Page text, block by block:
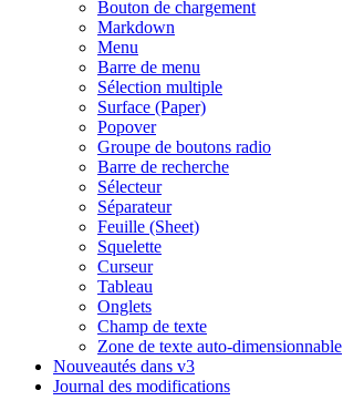
Bouton de chargement
Markdown
Menu
Barre de menu
Sélection multiple
Surface (Paper)
Popover
Groupe de boutons radio
Barre de recherche
Sélecteur
Séparateur
Feuille (Sheet)
Squelette
Curseur
Tableau
Onglets
Champ de texte
Zone de texte auto-dimensionnable
Nouveautés dans v3
Journal des modifications